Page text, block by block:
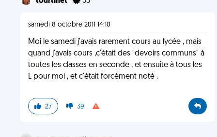
samedi 8 octobre 2011 14:10
Moi le samedi j'avais rarement cours au lycée , mais
quand j'avais cours ,c'était des "devoirs communs" à
toutes les classes en seconde , et ensuite à tous les
L pour moi , et c'était forcément noté .
27 39